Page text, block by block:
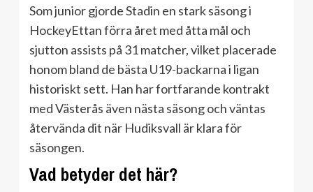
Som junior gjorde Stadin en stark säsong i
HockeyEttan förra året med åtta mål och
sjutton assists på 31 matcher, vilket placerade
honom bland de bästa U19-backarna i ligan
historiskt sett. Han har fortfarande kontrakt
med Västerås även nästa säsong och väntas
återvända dit när Hudiksvall är klara för
säsongen.
Vad betyder det här?